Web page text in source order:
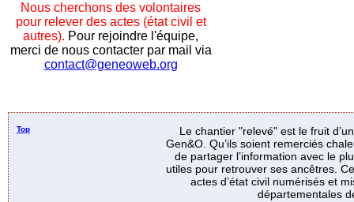
Nous cherchons des volontaires
pour relever des actes (état civil et
autres). Pour rejoindre l'équipe,
merci de nous contacter par mail via
contact@geneoweb.org
Top
Le chantier "relevé" est le fruit
Gen&O. Qu’ils soient remerciés
de partager l’information avec le
utiles pour retrouver ses ancêtres.
actes d’état civil numérisés et
départementales